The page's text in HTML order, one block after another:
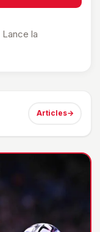
la
Articles→